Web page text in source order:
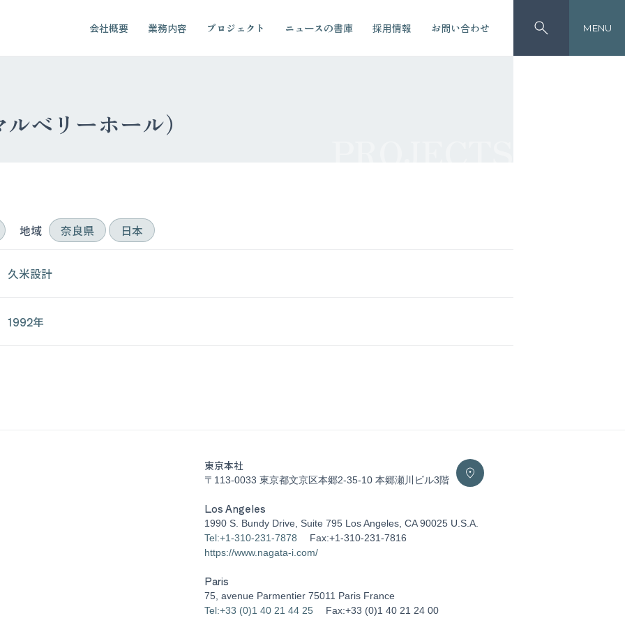
会社概要 業務内容 プロジェクト ニュースの書庫 採用情報 お問い合わせ MENU
ベリーホール）
地域 奈良県 日本
久米設計
1992年
東京本社
〒113-0033 東京都文京区本郷2-35-10 本郷瀬川ビル3階
Los Angeles
1990 S. Bundy Drive, Suite 795 Los Angeles, CA 90025 U.S.A.
Tel:+1-310-231-7878
Fax:+1-310-231-7816
https://www.nagata-i.com/
Paris
75, avenue Parmentier 75011 Paris France
Tel:+33 (0)1 40 21 44 25
Fax:+33 (0)1 40 21 24 00